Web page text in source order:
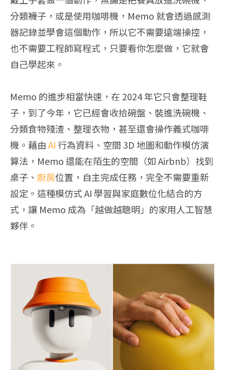
分類襪子，或是使用咖啡機，Memo 就會透過感測
器記錄並學會這個動作，所以它不需要遠端操控，
也不需要工程師寫程式，只要看你怎麼做，它就會
自己學起來。
Memo 的進步相當快速，在 2024 年它只會整理鞋
子，到了今年，它已經會收拾碗盤、裝進洗碗機、
分類食物殘渣、整理衣物，甚至還會操作義式咖啡
機。藉由AI 行為資料、空間 3D 地圖和動作模仿演
算法，Memo 還能在陌生的空間（如 Airbnb）找到
桌子、 廚房位置，自主完成任務，完全不需要重新
設定。這種模仿式 AI 學習與家庭數位化結合的方
式，讓 Memo 成為「越做越聰明」的家用人工智慧
夥伴。